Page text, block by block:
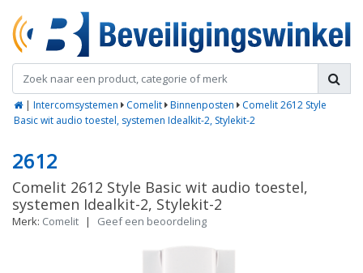
| Intercomsystemen Comelit Binnenposten
Comelit 2612 Style
Basic wit audio toestel, systemen Idealkit-2, Stylekit-2
2612
Comelit 2612 Style Basic wit audio toestel,
systemen Idealkit-2, Stylekit-2
Merk: Comelit | Geef een beoordeling